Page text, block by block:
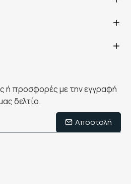
ή προσφορές με την εγγραφή
δελτίο.
Αποστολή